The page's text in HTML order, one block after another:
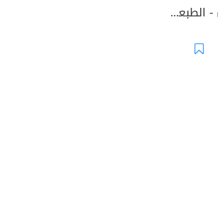
لغز الدائرة الخضراء - الطبعة الثانية